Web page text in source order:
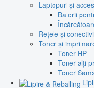
Laptopuri și
Baterii
Rețele și
Toner și
Toner HP
Toner alți
Toner